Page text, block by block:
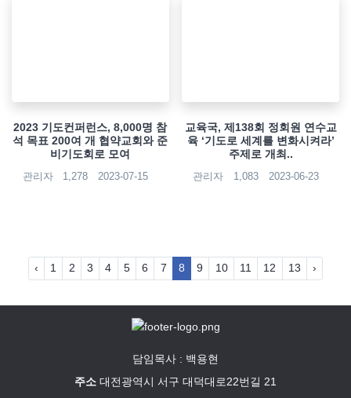
2023 기도컨퍼런스, 8,000명 참
석 목표 200여 개 협약교회와 준
비기도회로 모여
관리자 1,278 2023-07-15
교육국, 제138회 정회원 연수교
육 ‘기도로 세계를 변화시켜라’
주제로 개최..
관리자 1,083 2023-06-23
‹ 1 2 3 4 5 6 7 8 9 10 11 12 13 ›
담임목사 : 백용현
주소 대전광역시 서구 대덕대로22번길 21